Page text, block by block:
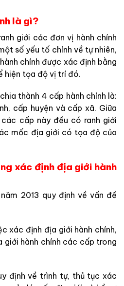
là gì?
giới các đơn vị hành chính
số yếu tố chính về tự nhiên,
chính được xác định bằng
hiện tọa độ vị trí đó.
thành 4 cấp hành chính là:
cấp huyện và cấp xã. Giữa
cấp này đều có ranh giới
mốc địa giới có tọa độ của
xác định địa giới hành
2013 quy định về vấn đề
xác định địa giới hành chính,
giới hành chính các cấp trong
định về trình tự, thủ tục xác